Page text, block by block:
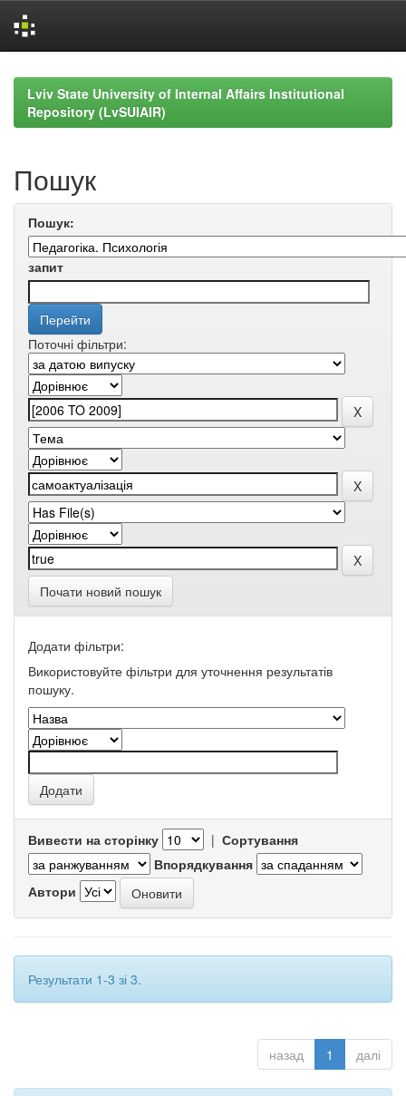
navigationLviv State University of Internal Affairs Institutional
Repository (LvSUIAIR)
Пошук
Пошук:
запит
Поточні фільтри:
Почати новий пошук
Додати фільтри:
Використовуйте фільтри для уточнення результатів
пошуку.
Вивести на сторінку | Сортування
Впорядкування
Автори
Результати 1-3 зі 3.
назад 1 далі